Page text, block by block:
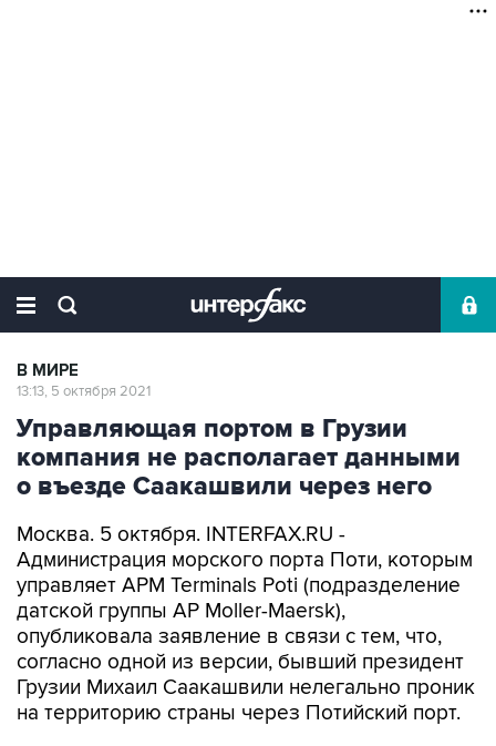
В МИРЕ
13:13, 5 октября 2021
Управляющая портом в Грузии
компания не располагает данными
о въезде Саакашвили через него
Москва. 5 октября. INTERFAX.RU -
Администрация морского порта Поти, которым
управляет APM Terminals Poti (подразделение
датской группы AP Moller-Maersk),
опубликовала заявление в связи с тем, что,
согласно одной из версии, бывший президент
Грузии Михаил Саакашвили нелегально проник
на территорию страны через Потийский порт.